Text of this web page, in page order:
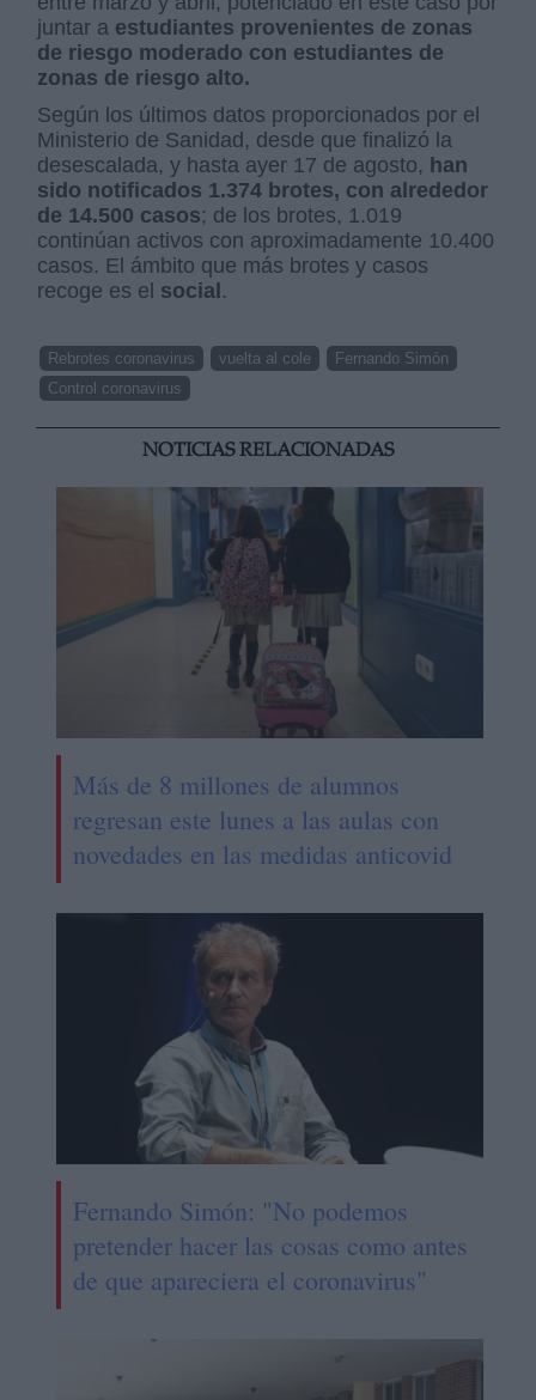
juntar a estudiantes provenientes de zonas
de riesgo moderado con estudiantes de
zonas de riesgo alto.
Según los últimos datos proporcionados por el
Ministerio de Sanidad, desde que finalizó la
desescalada, y hasta ayer 17 de agosto, han
sido notificados 1.374 brotes, con alrededor
de 14.500 casos; de los brotes, 1.019
continúan activos con aproximadamente 10.400
casos. El ámbito que más brotes y casos
recoge es el social.
Rebrotes coronavirus vuelta al cole
Fernando Simón
Control coronavirus
NOTICIAS RELACIONADAS
Más de 8 millones de alumnos
regresan este lunes a las aulas con
novedades en las medidas anticovid
Fernando Simón: "No podemos
pretender hacer las cosas como antes
de que apareciera el coronavirus"